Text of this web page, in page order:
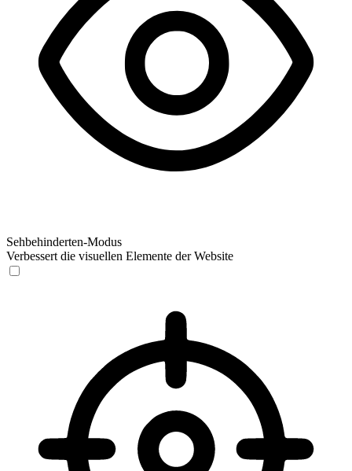
Sehbehinderten-Modus
Verbessert die visuellen Elemente der Website